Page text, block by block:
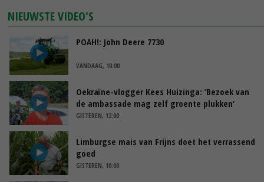
NIEUWSTE VIDEO'S
POAH!: John Deere 7730
VANDAAG, 10:00
Oekraïne-vlogger Kees Huizinga: ‘Bezoek van
de ambassade mag zelf groente plukken’
GISTEREN, 12:00
Limburgse mais van Frijns doet het verrassend
goed
GISTEREN, 10:00